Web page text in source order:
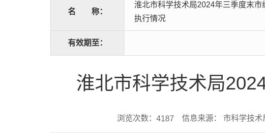
名 称：
淮北市科学技术局2024年三季度末市
执行情况
有效期至：
淮北市科学技术局
浏览次数： 4187 信息来源： 市科学技术